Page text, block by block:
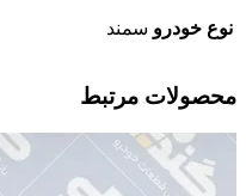
نوع خودرو سمند
محصولات مرتبط